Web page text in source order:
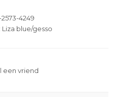
4249
Liza blue/gesso